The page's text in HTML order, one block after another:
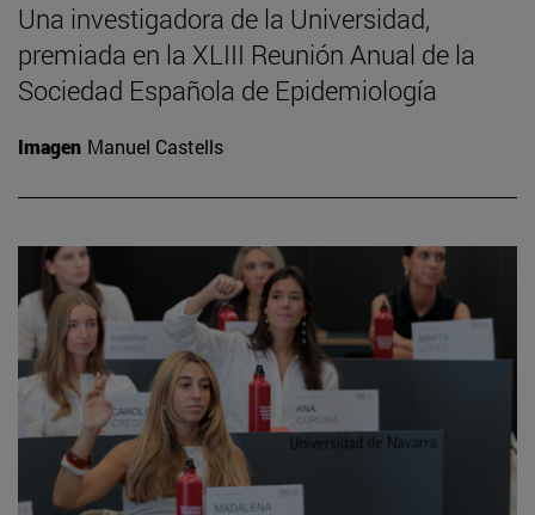
Una investigadora de la Universidad,
premiada en la XLIII Reunión Anual de la
Sociedad Española de Epidemiología
Imagen Manuel Castells